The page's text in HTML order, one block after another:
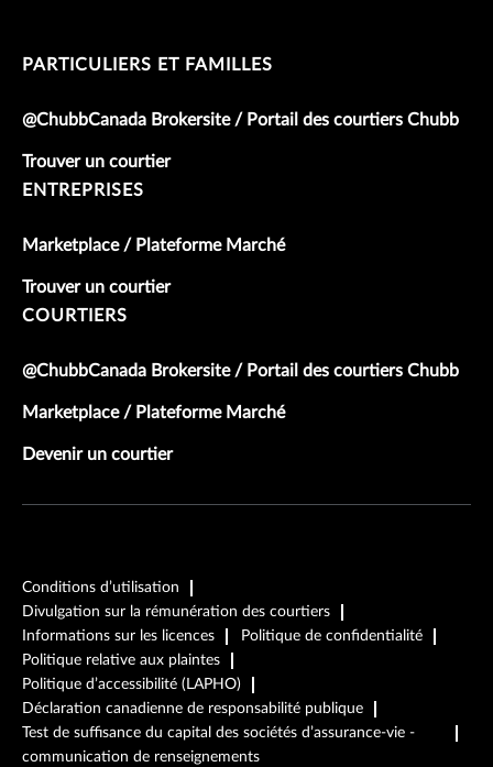
PARTICULIERS ET FAMILLES
@ChubbCanada Brokersite / Portail des courtiers Chubb
Trouver un courtier
ENTREPRISES
Marketplace / Plateforme Marché
Trouver un courtier
COURTIERS
@ChubbCanada Brokersite / Portail des courtiers Chubb
Marketplace / Plateforme Marché
Devenir un courtier
Conditions d’utilisation
Divulgation sur la rémunération des courtiers
Informations sur les licences
Politique de confidentialité
Politique relative aux plaintes
Politique d’accessibilité (LAPHO)
Déclaration canadienne de responsabilité publique
Test de suffisance du capital des sociétés d’assurance-vie -
communication de renseignements